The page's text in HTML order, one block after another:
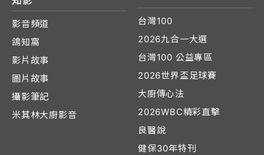
影音頻道
鴿知窩
影片故事
圖片故事
攝影筆記
米其林大廚影音
台灣100
2026九合一大選
台灣100 公益專區
2026世界盃足球賽
大廚傳心法
2026WBC精彩直擊
良醫說
健保30年特刊